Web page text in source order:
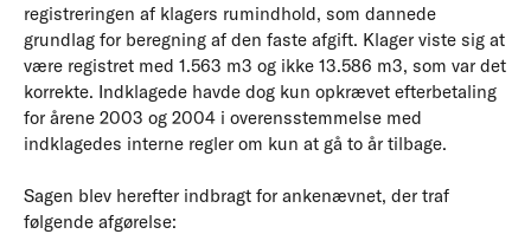
registreringen af klagers rumindhold, som dannede
grundlag for beregning af den faste afgift. Klager viste sig at
være registret med 1.563 m3 og ikke 13.586 m3, som var det
korrekte. Indklagede havde dog kun opkrævet efterbetaling
for årene 2003 og 2004 i overensstemmelse med
indklagedes interne regler om kun at gå to år tilbage.
Sagen blev herefter indbragt for ankenævnet, der traf
følgende afgørelse: